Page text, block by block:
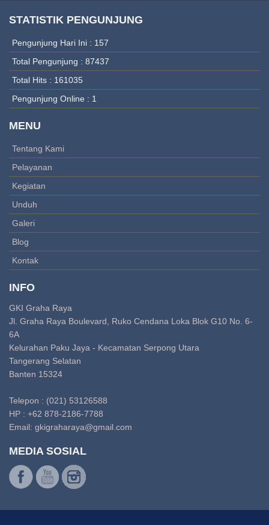
STATISTIK PENGUNJUNG
Pengunjung Hari Ini : 157
Total Pengunjung : 87437
Total Hits : 161035
Pengunjung Online : 1
MENU
Tentang Kami
Pelayanan
Kegiatan
Unduh
Galeri
Blog
Kontak
INFO
GKI Graha Raya
Jl. Graha Raya Boulevard, Ruko Cendana Loka Blok G10 No. 6-
6A
Kelurahan Paku Jaya - Kecamatan Serpong Utara
Tangerang Selatan
Banten 15324
Telepon : (021) 53126588
HP : +62 878-2186-7788
Email: gkigraharaya@gmail.com
MEDIA SOSIAL